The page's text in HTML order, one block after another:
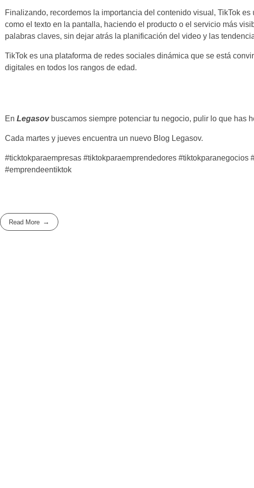
Finalizando, recordemos la importancia del contenido visual, TikTok
como el texto en la pantalla, haciendo el producto o el servicio más
palabras claves, sin dejar atrás la planificación del video y las
TikTok es una plataforma de redes sociales dinámica que se está
digitales en todos los rangos de edad.
En Legasovbuscamos siempre potenciar tu negocio, pulir lo que has
Cada martes y jueves encuentra un nuevo Blog Legasov.
#ticktokparaempresas #tiktokparaemprendedores
#emprendeentiktok
Read More